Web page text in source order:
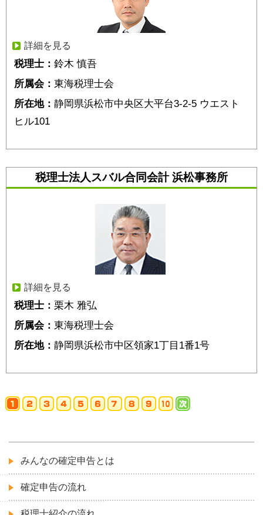
詳細を見る
税理士： 鈴木 慎吾
所属会： 東海税理士会
所在地： 静岡県浜松市中央区大平台3-2-5 ウエスト
ヒル101
税理士法人スバル合同会計 浜松事務所
詳細を見る
税理士： 栗木 雅弘
所属会： 東海税理士会
所在地： 静岡県浜松市中区領家1丁目1番1号
みんなの確定申告とは
確定申告の流れ